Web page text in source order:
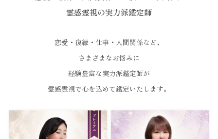
霊感霊視の実力派鑑定師
恋愛・復縁・仕事・人間関係など、
さまざまなお悩みに
経験豊富な実力派鑑定師が
霊感霊視で心を込めて鑑定いたします。